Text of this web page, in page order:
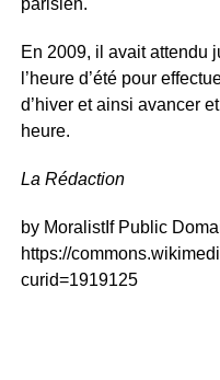
En 2009, il avait attendu
l’heure d’été pour
d’hiver et ainsi avancer
heure.
La Rédaction
by MoralistIf Public
https://
curid=1919125